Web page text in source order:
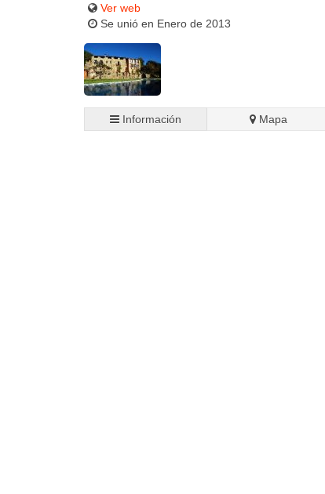
Ver web
Se unió en Enero de 2013
Información Mapa